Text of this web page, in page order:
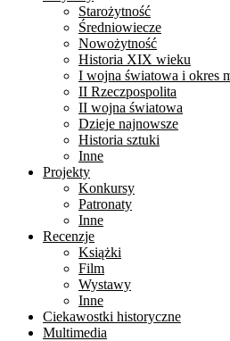
Starożytność
Średniowiecze
Nowożytność
Historia XIX wieku
I wojna światowa i okres
II Rzeczpospolita
II wojna światowa
Dzieje najnowsze
Historia sztuki
Inne
Projekty
Konkursy
Patronaty
Inne
Recenzje
Książki
Film
Wystawy
Inne
Ciekawostki historyczne
Multimedia